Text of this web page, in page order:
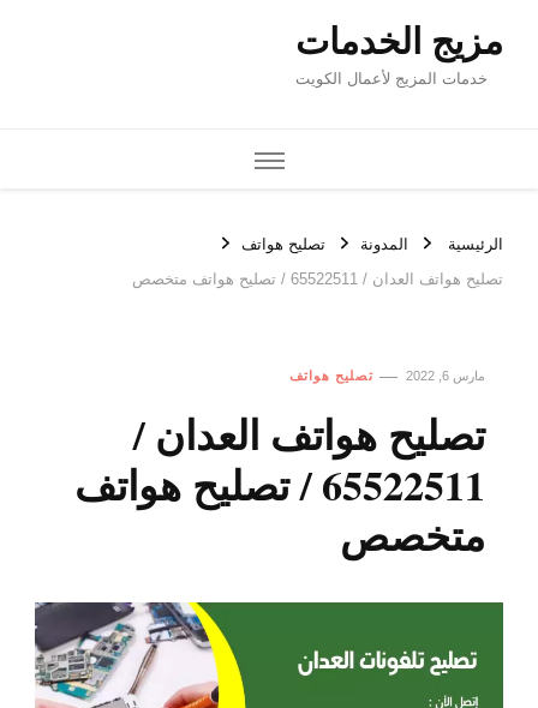
مزيج الخدمات
خدمات المزيج لأعمال الكويت
الرئيسية المدونة
تصليح هواتف
تصليح هواتف العدان / 65522511 / تصليح هواتف متخصص
مارس 6, 2022 تصليح هواتف
تصليح هواتف العدان /
65522511 / تصليح هواتف
متخصص